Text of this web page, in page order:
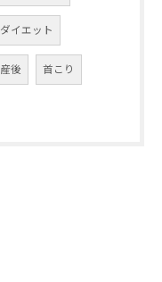
ダイエット
産後 首こり